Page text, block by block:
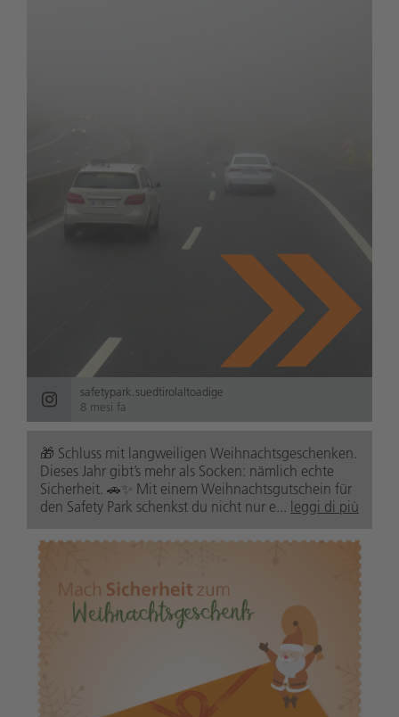
safetypark.suedtirolaltoadige
8 mesi fa
🎁 Schluss mit langweiligen Weihnachtsgeschenken.
Dieses Jahr gibt’s mehr als Socken: nämlich echte
Sicherheit. 🚗✨ Mit einem Weihnachtsgutschein für
den Safety Park schenkst du nicht nur e... leggi di più